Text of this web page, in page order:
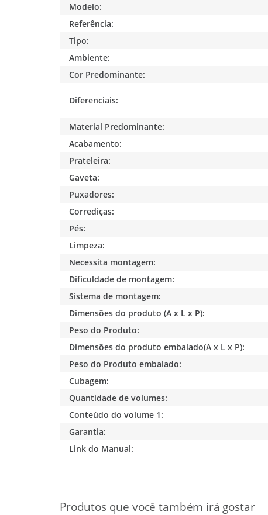
Modelo:
Referência:
Tipo:
Ambiente:
Cor Predominante:
Diferenciais:
Material Predominante:
Acabamento:
Prateleira:
Gaveta:
Puxadores:
Corrediças:
Pés:
Limpeza:
Necessita montagem:
Dificuldade de montagem:
Sistema de montagem:
Dimensões do produto (A x L x P):
Peso do Produto:
Dimensões do produto embalado(A x L x P):
Peso do Produto embalado:
Cubagem:
Quantidade de volumes:
Conteúdo do volume 1:
Garantia:
Link do Manual: